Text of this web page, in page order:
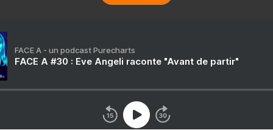
FACE A - un podcast Purecharts
FACE A #30 : Eve Angeli raconte "Avant de partir"